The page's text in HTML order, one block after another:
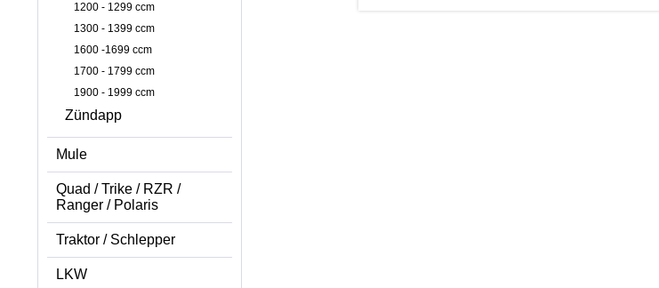
1200 - 1299 ccm
1300 - 1399 ccm
1600 -1699 ccm
1700 - 1799 ccm
1900 - 1999 ccm
Zündapp
Mule
Quad / Trike / RZR /
Ranger / Polaris
Traktor / Schlepper
LKW